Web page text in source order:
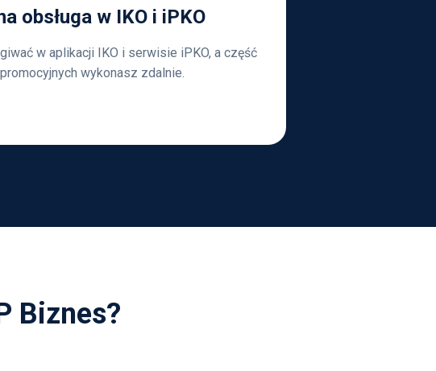
obsługa w IKO i iPKO
w aplikacji IKO i serwisie iPKO, a część
wykonasz zdalnie.
Biznes?